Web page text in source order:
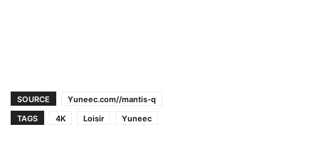
SOURCE
Yuneec.com//mantis-q
TAGS
4K Loisir Yuneec